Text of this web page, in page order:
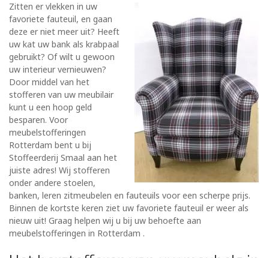
Zitten er vlekken in uw
favoriete fauteuil, en gaan
deze er niet meer uit? Heeft
uw kat uw bank als krabpaal
gebruikt? Of wilt u gewoon
uw interieur vernieuwen?
Door middel van het
stofferen van uw meubilair
kunt u een hoop geld
besparen. Voor
meubelstofferingen
Rotterdam bent u bij
Stoffeerderij Smaal aan het
juiste adres! Wij stofferen
onder andere stoelen,
banken, leren zitmeubelen en fauteuils voor een scherpe prijs.
Binnen de kortste keren ziet uw favoriete fauteuil er weer als
nieuw uit! Graag helpen wij u bij uw behoefte aan
meubelstofferingen in Rotterdam .